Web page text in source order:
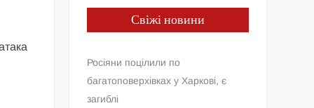
Свіжі новини
Росіяни поцілили по
багатоповерхівках у Харкові, є
загиблі